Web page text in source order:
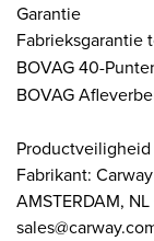
Garantie
Fabrieksgarantie
BOVAG 40-
BOVAG
Productveiligheid
Fabrikant:
AMSTERDAM,